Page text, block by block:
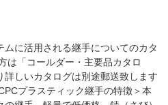
に活用される継手についてのカタ
は「コールダー・主要品カタロ
しいカタログは別途郵送致します
プラスティック継手の特徴＞本